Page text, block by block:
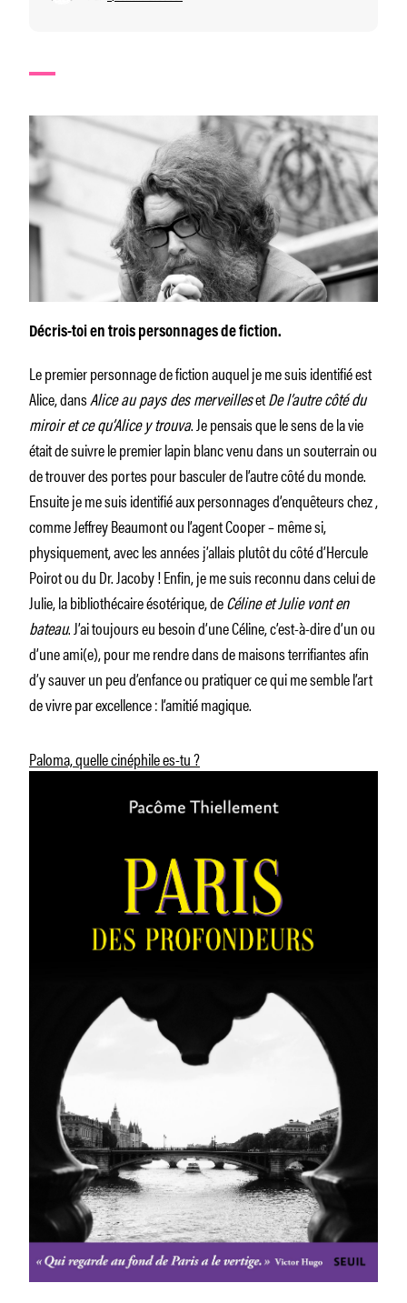
Décris-toi en trois personnages de fiction.
Le premier personnage de fiction auquel je me suis identifié est
Alice, dansAlice au pays des merveillesetDe l’autre côté du
miroir et ce qu’Alice y trouva. Je pensais que le sens de la vie
était de suivre le premier lapin blanc venu dans un souterrain ou
de trouver des portes pour basculer de l’autre côté du monde.
Ensuite je me suis identifié aux personnages d’enquêteurs chez ,
comme Jeffrey Beaumont ou l’agent Cooper – même si,
physiquement, avec les années j’allais plutôt du côté d’Hercule
Poirot ou du Dr. Jacoby ! Enfin, je me suis reconnu dans celui de
Julie, la bibliothécaire ésotérique, deCéline et Julie vont en
bateau. J’ai toujours eu besoin d’une Céline, c’est-à-dire d’un ou
d’une ami(e), pour me rendre dans de maisons terrifiantes afin
d’y sauver un peu d’enfance ou pratiquer ce qui me semble l’art
de vivre par excellence : l’amitié magique.
Paloma, quelle cinéphile es-tu ?